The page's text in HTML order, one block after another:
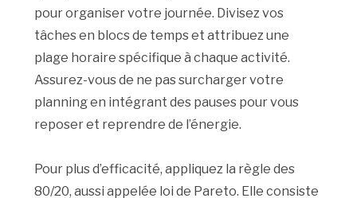
pour organiser votre journée. Divisez vos
tâches en blocs de temps et attribuez une
plage horaire spécifique à chaque activité.
Assurez-vous de ne pas surcharger votre
planning en intégrant des pauses pour vous
reposer et reprendre de l’énergie.
Pour plus d’efficacité, appliquez la règle des
80/20, aussi appelée loi de Pareto. Elle consiste